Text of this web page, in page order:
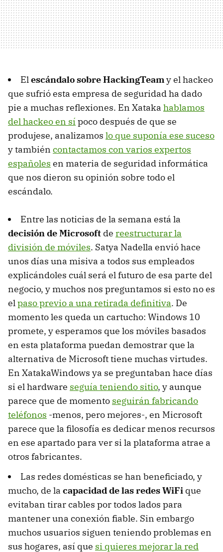
Elescándalo sobre HackingTeamy el hackeo
que sufrió esta empresa de seguridad ha dado
pie a muchas reflexiones. En Xataka hablamos
del hackeo en sí poco después de que se
produjese, analizamos lo que suponía ese suceso
y también contactamos con varios expertos
españoles en materia de seguridad informática
que nos dieron su opinión sobre todo el
escándalo.
Entre las noticias de la semana está la
decisión de Microsoft de reestructurar la
división de móviles. Satya Nadella envió hace
unos días una misiva a todos sus empleados
explicándoles cuál será el futuro de esa parte del
negocio, y muchos nos preguntamos si esto no es
elpaso previo a una retirada definitiva. De
momento les queda un cartucho: Windows 10
promete, y esperamos que los móviles basados
en esta plataforma puedan demostrar que la
alternativa de Microsoft tiene muchas virtudes.
En XatakaWindows ya se preguntaban hace días
si el hardware seguía teniendo sitio, y aunque
parece que de momento seguirán fabricando
teléfonos -menos, pero mejores-, en Microsoft
parece que la filosofía es dedicar menos recursos
en ese apartado para ver si la plataforma atrae a
otros fabricantes.
Las redes domésticas se han beneficiado, y
mucho, de la capacidad de las redes WiFi que
evitaban tirar cables por todos lados para
mantener una conexión fiable. Sin embargo
muchos usuarios siguen teniendo problemas en
sus hogares, así que si quieres mejorar la red